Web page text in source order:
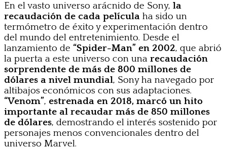
En el vasto universo arácnido de Sony, la
recaudación de cada película ha sido un
termómetro de éxito y experimentación dentro
del mundo del entretenimiento. Desde el
lanzamiento de “Spider-Man” en 2002, que abrió
la puerta a este universo con una recaudación
sorprendente de más de 800 millones de
dólares a nivel mundial, Sony ha navegado por
altibajos económicos con sus adaptaciones.
“Venom”, estrenada en 2018, marcó un hito
importante al recaudar más de 850 millones
de dólares, demostrando el interés sostenido por
personajes menos convencionales dentro del
universo Marvel.